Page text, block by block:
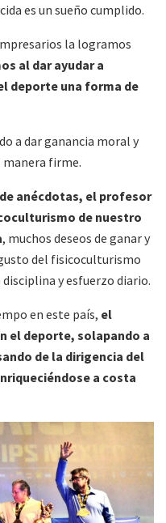
es un sueño cumplido.
la logramos
al dar ayudar a
deporte una forma de
a dar ganancia moral y
manera firme.
anécdotas, el profesor
de nuestro
, muchos deseos de ganar y
del fisicoculturismo
y esfuerzo diario.
en este país, el
el deporte, solapando a
de la dirigencia del
a costa